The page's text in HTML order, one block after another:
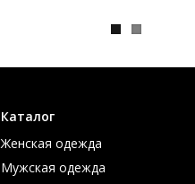
Каталог
Женская одежда
Мужская одежда